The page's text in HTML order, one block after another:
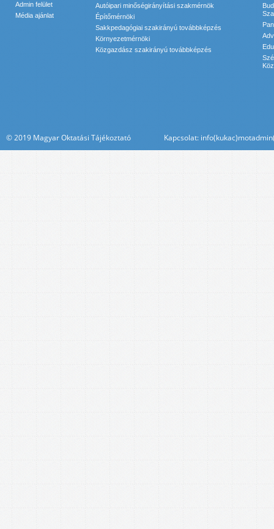
Admin felület
Média ajánlat
Autóipari minőségirányítási szakmérnök
Építőmérnöki
Sakkpedagógiai szakirányú továbbképzés
Környezetmérnöki
Közgazdász szakirányú továbbképzés
© 2019 Magyar Oktatási Tájékoztató Kapcsolat: